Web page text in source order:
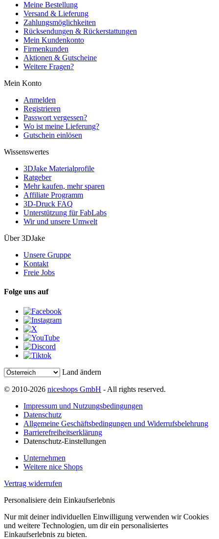
Meine Bestellung
Versand & Lieferung
Zahlungsmöglichkeiten
Rücksendungen & Rückerstattungen
Mein Kundenkonto
Firmenkunden
Aktionen & Gutscheine
Weitere Fragen?
Mein Konto
Anmelden
Registrieren
Passwort vergessen?
Wo ist meine Lieferung?
Gutschein einlösen
Wissenswertes
3DJake Materialprofile
Ratgeber
Mehr kaufen, mehr sparen
Affiliate Programm
3D-Druck FAQ
Unterstützung für FabLabs
Wir und unsere Umwelt
Über 3DJake
Unsere Gruppe
Kontakt
Freie Jobs
Folge uns auf
Land ändern
© 2010-2026 niceshops GmbH - All rights reserved.
Impressum und Nutzungsbedingungen
Datenschutz
Allgemeine Geschäftsbedingungen und Widerrufsbelehrung
Barrierefreiheitserklärung
Datenschutz-Einstellungen
Unternehmen
Weitere nice Shops
Vertrag widerrufen
Personalisiere dein Einkaufserlebnis
Nur mit deiner individuellen Einwilligung verwenden wir Cookies
und weitere Technologien, um dir ein personalisiertes
Einkaufserlebnis zu bieten.